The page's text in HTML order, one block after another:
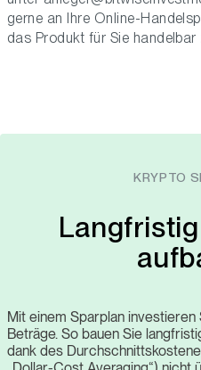
gerne an Ihre Online-
das Produkt für Sie handelbar
KRYPTO
Mit einem Sparplan
Beträge. So bauen Sie
dank des